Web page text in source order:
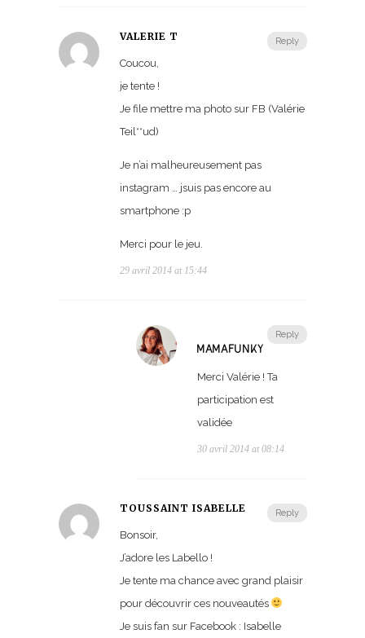
Reply
VALÉRIE T
Coucou,
je tente !
Je file mettre ma photo sur FB (Valérie
Teil**ud)
Je n’ai malheureusement pas
instagram … jsuis pas encore au
smartphone :p
Merci pour le jeu.
29 avril 2014 at 15:44
Reply
MAMAFUNKY
Merci Valérie ! Ta
participation est
validée
30 avril 2014 at 08:14
Reply
TOUSSAINT ISABELLE
Bonsoir,
J’adore les Labello !
Je tente ma chance avec grand plaisir
pour découvrir ces nouveautés
Je suis fan sur Facebook : Isabelle